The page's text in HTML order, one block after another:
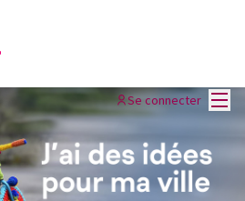
Se connecter